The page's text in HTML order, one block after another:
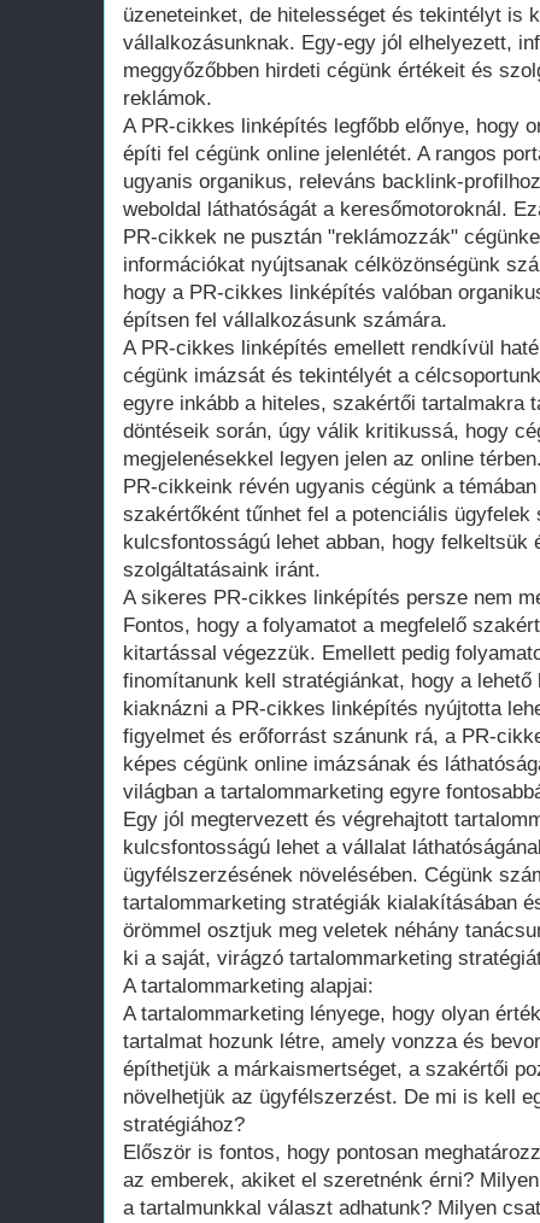
üzeneteinket, de hitelességet és tekintélyt is
vállalkozásunknak. Egy-egy jól elhelyezett,
meggyőzőbben hirdeti cégünk értékeit és
reklámok.
A PR-cikkes linképítés legfőbb előnye, hogy
építi fel cégünk online jelenlétét. A rangos
ugyanis organikus, releváns backlink-
weboldal láthatóságát a keresőmotoroknál.
PR-cikkek ne pusztán "reklámozzák"
információkat nyújtsanak célközönségünk
hogy a PR-cikkes linképítés valóban
építsen fel vállalkozásunk számára.
A PR-cikkes linképítés emellett rendkívül
cégünk imázsát és tekintélyét a
egyre inkább a hiteles, szakértői tartalmakra
döntéseik során, úgy válik kritikussá, hogy
megjelenésekkel legyen jelen az online
PR-cikkeink révén ugyanis cégünk a
szakértőként tűnhet fel a potenciális ügyfelek
kulcsfontosságú lehet abban, hogy felkeltsük
szolgáltatásaink iránt.
A sikeres PR-cikkes linképítés persze nem
Fontos, hogy a folyamatot a megfelelő
kitartással végezzük. Emellett pedig
finomítanunk kell stratégiánkat, hogy a lehető
kiaknázni a PR-cikkes linképítés nyújtotta
figyelmet és erőforrást szánunk rá, a PR-
képes cégünk online imázsának és
világban a tartalommarketing egyre
Egy jól megtervezett és végrehajtott
kulcsfontosságú lehet a vállalat
ügyfélszerzésének növelésében. Cégünk
tartalommarketing stratégiák kialakításában
örömmel osztjuk meg veletek néhány
ki a saját, virágzó tartalommarketing
A tartalommarketing alapjai:
A tartalommarketing lényege, hogy olyan
tartalmat hozunk létre, amely vonzza és
építhetjük a márkaismertséget, a szakértői
növelhetjük az ügyfélszerzést. De mi is kell
stratégiához?
Először is fontos, hogy pontosan
az emberek, akiket el szeretnénk érni?
a tartalmunkkal választ adhatunk? Milyen